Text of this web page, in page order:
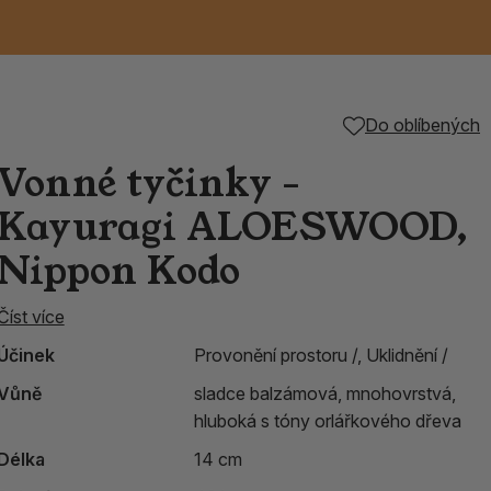
Orientální kovové
lucerny
Do oblíbených
tyčinky -
ALOESWOOD,
Kodo
více
Provonění prostoru /, Uklidnění /
sladce balzámová, mnohovrstvá,
hluboká s tóny orlářkového dřeva
14 cm